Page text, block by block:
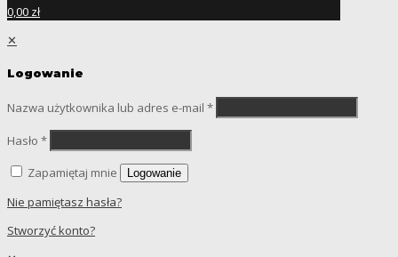
0,00 zł
✕
Logowanie
Nazwa użytkownika lub adres e-mail *
Hasło *
Zapamiętaj mnie
Logowanie
Nie pamiętasz hasła?
Stworzyć konto?